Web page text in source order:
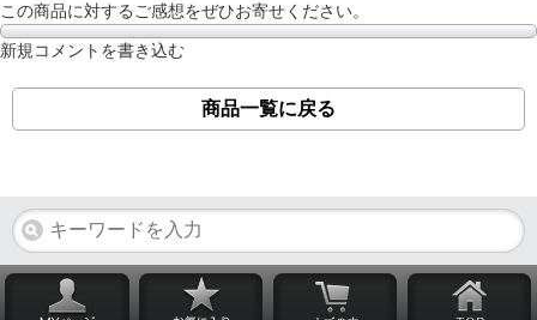
この商品に対するご感想をぜひお寄せください。
新規コメントを書き込む
商品一覧に戻る